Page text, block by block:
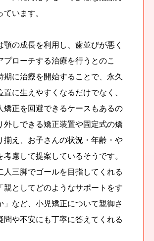
います。
顎の成長を利用し、歯並びが悪く
プローチする治療を行うとのこ
期に治療を開始することで、永久
に生えやすくなるだけでなく、
矯正を回避できるケースもあるの
外しできる矯正装置や固定式の矯
揃え、お子さんの状況・年齢・や
考慮して提案しているそうです。
人三脚でゴールを目指してくれる
親としてどのようなサポートをす
」など、小児矯正について親御さ
問や不安にも丁寧に答えてくれる